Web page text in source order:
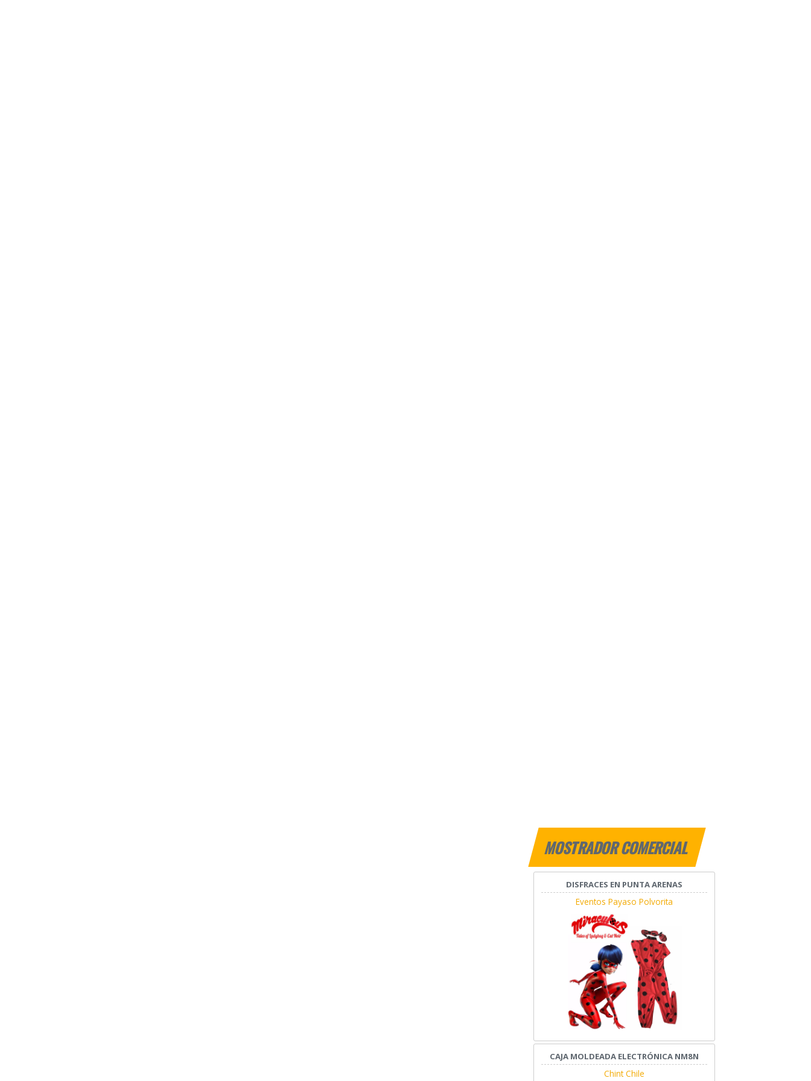
MOSTRADOR COMERCIAL
DISFRACES EN PUNTA ARENAS
Eventos Payaso Polvorita
CAJA MOLDEADA ELECTRÓNICA NM8N
Chint Chile